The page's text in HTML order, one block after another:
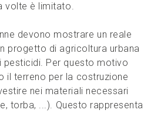
volte è limitato.
devono mostrare un reale
progetto di agricoltura urbana
Per questo motivo
il terreno per la costruzione
nei materiali necessari
torba, ...). Questo rappresenta